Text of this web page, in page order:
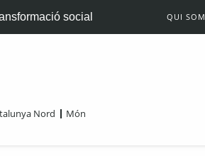
social QUI SOM
Nord Món